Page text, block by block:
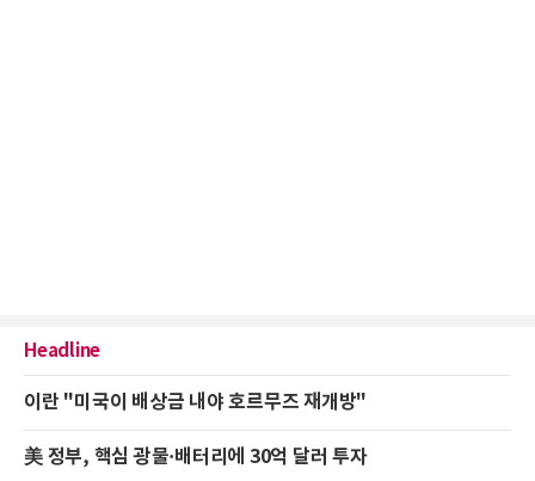
Headline
이란 "미국이 배상금 내야 호르무즈 재개방"
美 정부, 핵심 광물·배터리에 30억 달러 투자